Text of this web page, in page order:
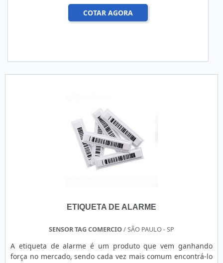
COTAR AGORA
ETIQUETA DE ALARME
SENSOR TAG COMERCIO/ SÃO PAULO - SP
A etiqueta de alarme é um produto que vem ganhando
força no mercado, sendo cada vez mais comum encontrá-lo